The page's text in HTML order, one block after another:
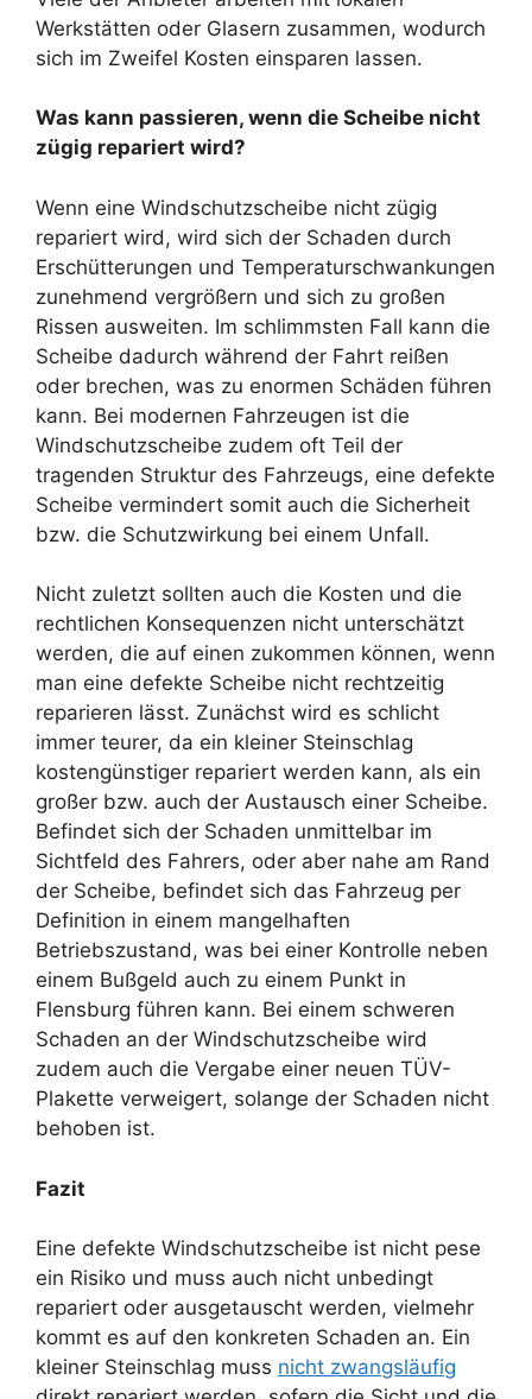
Werkstätten oder Glasern zusammen, wodurch
sich im Zweifel Kosten einsparen lassen.
Was kann passieren, wenn die Scheibe nicht
zügig repariert wird?
Wenn eine Windschutzscheibe nicht zügig
repariert wird, wird sich der Schaden durch
Erschütterungen und Temperaturschwankungen
zunehmend vergrößern und sich zu großen
Rissen ausweiten. Im schlimmsten Fall kann die
Scheibe dadurch während der Fahrt reißen
oder brechen, was zu enormen Schäden führen
kann. Bei modernen Fahrzeugen ist die
Windschutzscheibe zudem oft Teil der
tragenden Struktur des Fahrzeugs, eine defekte
Scheibe vermindert somit auch die Sicherheit
bzw. die Schutzwirkung bei einem Unfall.
Nicht zuletzt sollten auch die Kosten und die
rechtlichen Konsequenzen nicht unterschätzt
werden, die auf einen zukommen können, wenn
man eine defekte Scheibe nicht rechtzeitig
reparieren lässt. Zunächst wird es schlicht
immer teurer, da ein kleiner Steinschlag
kostengünstiger repariert werden kann, als ein
großer bzw. auch der Austausch einer Scheibe.
Befindet sich der Schaden unmittelbar im
Sichtfeld des Fahrers, oder aber nahe am Rand
der Scheibe, befindet sich das Fahrzeug per
Definition in einem mangelhaften
Betriebszustand, was bei einer Kontrolle neben
einem Bußgeld auch zu einem Punkt in
Flensburg führen kann. Bei einem schweren
Schaden an der Windschutzscheibe wird
zudem auch die Vergabe einer neuen TÜV-
Plakette verweigert, solange der Schaden nicht
behoben ist.
Fazit
Eine defekte Windschutzscheibe ist nicht pese
ein Risiko und muss auch nicht unbedingt
repariert oder ausgetauscht werden, vielmehr
kommt es auf den konkreten Schaden an. Ein
kleiner Steinschlag muss nicht zwangsläufig